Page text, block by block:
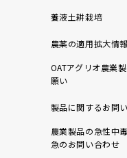
養液土耕栽培
農薬の適用拡大情報
OATアグリオ農業
願い
製品に関するお問
農業製品の急性中
急のお問い合わせ